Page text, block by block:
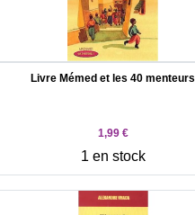
Livre Mémed et les 40 menteurs
1,99 €
1 en stock